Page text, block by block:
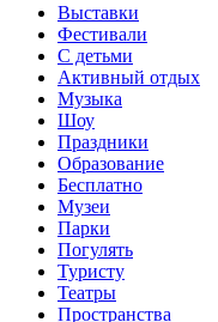
Выставки
Фестивали
С детьми
Активный отдых
Музыка
Шоу
Праздники
Образование
Бесплатно
Музеи
Парки
Погулять
Туристу
Театры
Пространства